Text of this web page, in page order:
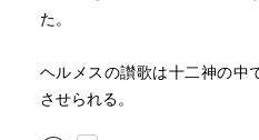
た。
ヘルメスの讃歌は十二神の中
させられる。